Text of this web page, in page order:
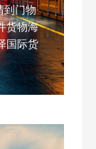
到门物
货物海
国际货